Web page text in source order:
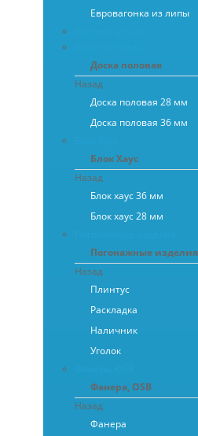
Евровагонка из липы
Доска половая
Назад
Доска половая 28 мм
Доска половая 36 мм
Блок Хаус
Назад
Блок хаус 36 мм
Блок хаус 28 мм
Погонажные изделия
Назад
Плинтус
Раскладка
Наличник
Уголок
Фанера, OSB
Назад
Фанера